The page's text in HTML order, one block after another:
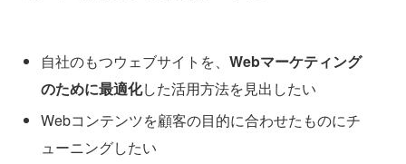
自社のもつウェブサイトを、 Webマーケティング
のために最適化した活用方法を見出したい
Webコンテンツを顧客の目的に合わせたものにチ
ューニングしたい